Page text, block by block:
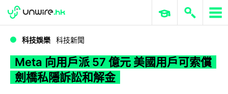
WWDC 2026 ERP 與商業 AI
科技娛樂 科技新聞
Meta 向用戶派 57 億元 美國用戶可索償
劍橋私隱訴訟和解金